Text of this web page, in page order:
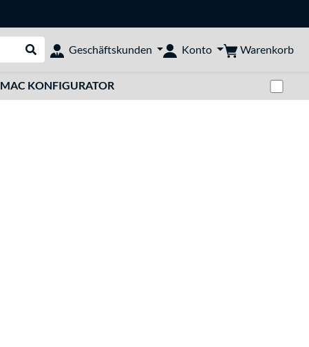
Suche durchführen
Geschäftskunden Konto Warenkorb
MAC KONFIGURATOR